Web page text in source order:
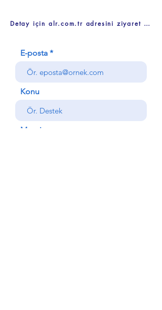
Detay için alr.com.tr adresini ziyaret ediniz
E-posta
Konu
Mesajınız